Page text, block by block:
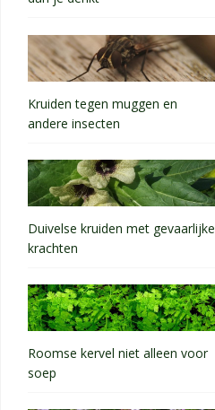
Kruiden tegen muggen en
andere insecten
Duivelse kruiden met gevaarlijke
krachten
Roomse kervel niet alleen voor
soep